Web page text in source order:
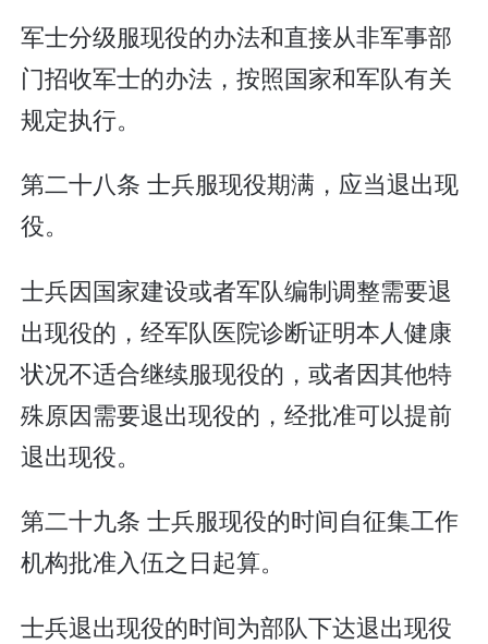
军士分级服现役的办法和直接从非军事部
门招收军士的办法，按照国家和军队有关
规定执行。
第二十八条 士兵服现役期满，应当退出现
役。
士兵因国家建设或者军队编制调整需要退
出现役的，经军队医院诊断证明本人健康
状况不适合继续服现役的，或者因其他特
殊原因需要退出现役的，经批准可以提前
退出现役。
第二十九条 士兵服现役的时间自征集工作
机构批准入伍之日起算。
士兵退出现役的时间为部队下达退出现役